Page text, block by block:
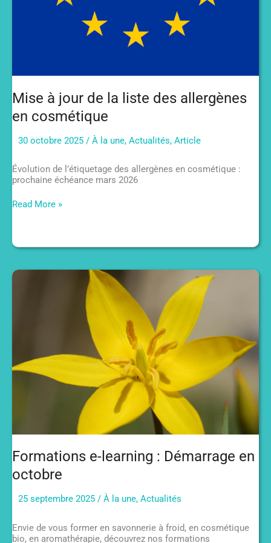
Mise à jour de la liste des allergènes
en cosmétique
30 octobre 2025 / À la une, Actualités, Article
Évolution de l’étiquetage des allergènes en cosmétique :
prochaine échéance mars 2026
Mise
la
des
Read More »
Formations e-learning : Démarrage en
octobre
25 septembre 2025 / À la une, Actualités
Envie de vous former en savonnerie à froid, en cosmétique
bio, en aromathérapie, découvrez nos formations